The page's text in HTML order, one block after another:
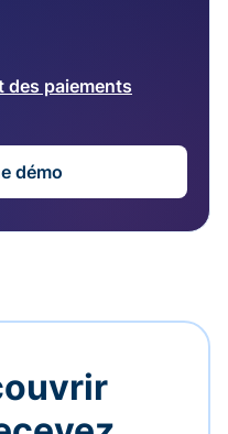
des paiements
démo